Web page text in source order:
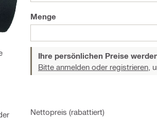
Menge
Ihre persönlichen Preise
Bitte anmelden oder registrieren,
Nettopreis (rabattiert)